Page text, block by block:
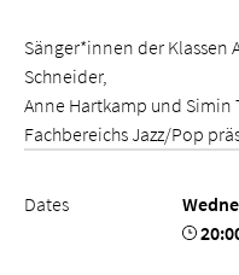
Sänger*innen der Klassen
Schneider,
Anne Hartkamp und Simin
Fachbereichs Jazz/Pop
Dates